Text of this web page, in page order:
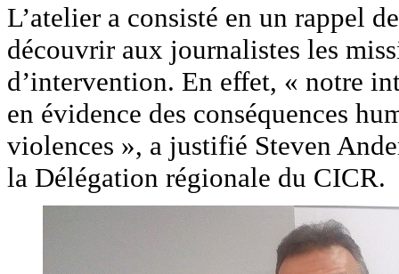
L’atelier a consisté en un rappel
découvrir aux journalistes les
d’intervention. En effet, « notre
en évidence des conséquences
violences », a justifié Steven
la Délégation régionale du CICR.